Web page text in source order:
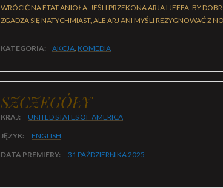
WRÓCIĆ NA ETAT ANIOŁA, JEŚLI PRZEKONA ARJA I JEFFA, BY
ZGADZA SIĘ NATYCHMIAST, ALE ARJ ANI MYŚLI REZYGNOWAĆ Z
KATEGORIA: AKCJA, KOMEDIA
SZCZEGÓŁY
KRAJ: UNITED STATES OF AMERICA
JĘZYK: ENGLISH
DATA PREMIERY: 31 PAŹDZIERNIKA2025